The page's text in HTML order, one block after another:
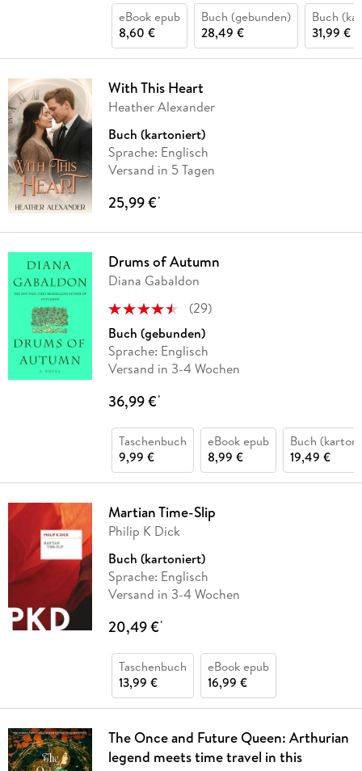
eBook epub
8,60 €
Buch (gebunden)
28,49 €
Buch
31,99 €
With This Heart
Heather Alexander
Buch (kartoniert)
Sprache: Englisch
Versand in 5 Tagen
25,99 €*
Drums of Autumn
Diana Gabaldon
(29)
Buch (gebunden)
Sprache: Englisch
Versand in 3-4 Wochen
36,99 €*
Taschenbuch
9,99 €
eBook epub
8,99 €
Buch
19,49 €
Martian Time-Slip
Philip K Dick
Buch (kartoniert)
Sprache: Englisch
Versand in 3-4 Wochen
20,49 €*
Taschenbuch
13,99 €
eBook epub
16,99 €
The Once and Future Queen: Arthurian
legend meets time travel in this